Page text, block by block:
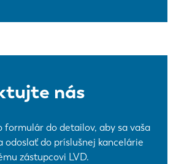
nás
do detailov, aby sa vaša
odoslať do príslušnej kancelárie
zástupcovi LVD.